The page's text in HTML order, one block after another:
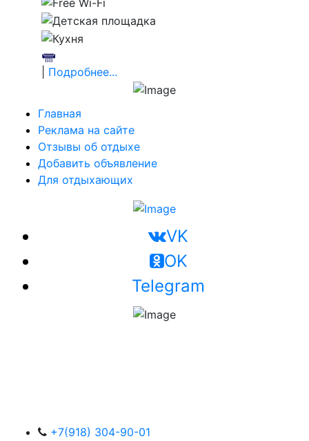
Подробнее...
Главная
Реклама на сайте
Отзывы об отдыхе
Добавить объявление
Для отдыхающих
VK
OK
Telegram
+7(918) 304-90-01